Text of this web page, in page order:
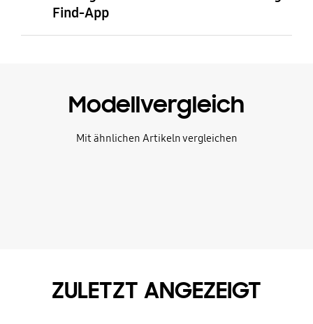
Find-App
Modellvergleich
Mit ähnlichen Artikeln vergleichen
ZULETZT ANGEZEIGT